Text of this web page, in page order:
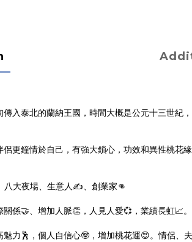
入泰北的蘭納王國，時間大概是公元十三世
更鐘情於自己，有強大鎖心，功效和異性桃
八大夜場、生意人✍️、創業家👊
係🤝、增加人脈👏，人見人愛💞，業績長虹📈。
力🕺，個人自信心🤓，增加桃花運😍。情侶、